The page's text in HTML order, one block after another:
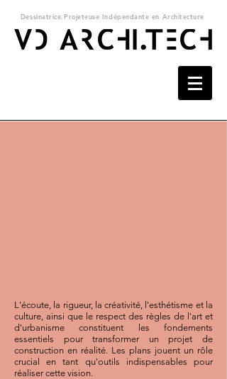
Dessinatrice.Projeteuse Indépendante en Architecture
L'écoute, la rigueur, la créativité, l'esthétisme et la
culture, ainsi que le respect des règles de l'art et
d'urbanisme constituent les fondements
essentiels pour transformer un projet de
construction en réalité. Les plans jouent un rôle
crucial en tant qu'outils indispensables pour
réaliser cette vision.